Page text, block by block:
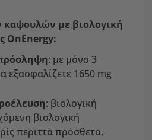
με βιολογική
OnEnergy:
: με μόνο 3
εξασφαλίζετε 1650 mg
: βιολογική
βιολογική
περιττά πρόσθετα,